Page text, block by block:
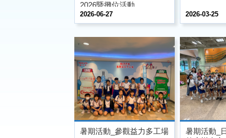
2026暨攤位活動
2026-06-27 2026-03-25
暑期活動_參觀益力多工場
暑期活動_